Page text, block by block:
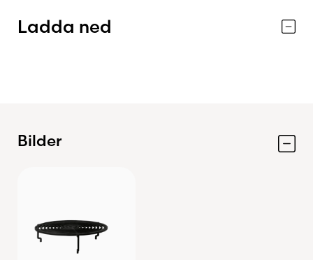
Ladda ned
Bilder